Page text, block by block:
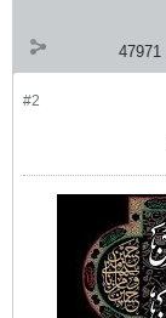
47971
#2